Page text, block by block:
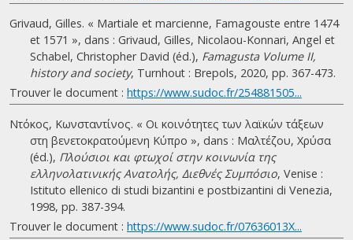
Grivaud, Gilles. « Martiale et marcienne, Famagouste entre 1474
et 1571 », dans : Grivaud, Gilles, Nicolaou-Konnari, Angel et
Schabel, Christopher David (éd.), Famagusta Volume II,
history and society, Turnhout : Brepols, 2020, pp. 367-473.
Trouver le document : https://www.sudoc.fr/254881505...
Ντόκος, Κωνσταντίνος. « Οι κοινότητες των λαϊκών τάξεων
στη βενετοκρατούμενη Κύπρο », dans : Μαλτέζου, Χρύσα
(éd.), Πλούσιοι και φτωχοί στην κοινωνία της
ελληνολατινικής Ανατολής, Διεθνές Συμπόσιο, Venise :
Istituto ellenico di studi bizantini e postbizantini di Venezia,
1998, pp. 387-394.
Trouver le document : https://www.sudoc.fr/07636013X...